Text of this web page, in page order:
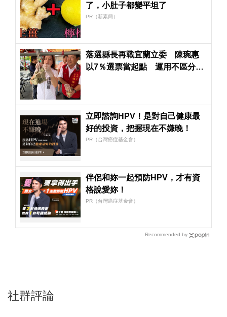
了，小肚子都變平坦了
PR（新素簡）
落選縣長再戰宜蘭立委 陳琬惠
以7％選票當起點 運用不區分擴
立即諮詢HPV！是對自己健康最
好的投資，把握現在不嫌晚！
PR（台灣癌症基金會）
伴侶和妳一起預防HPV，才有資
格說愛妳！
PR（台灣癌症基金會）
Recommended by
社群評論